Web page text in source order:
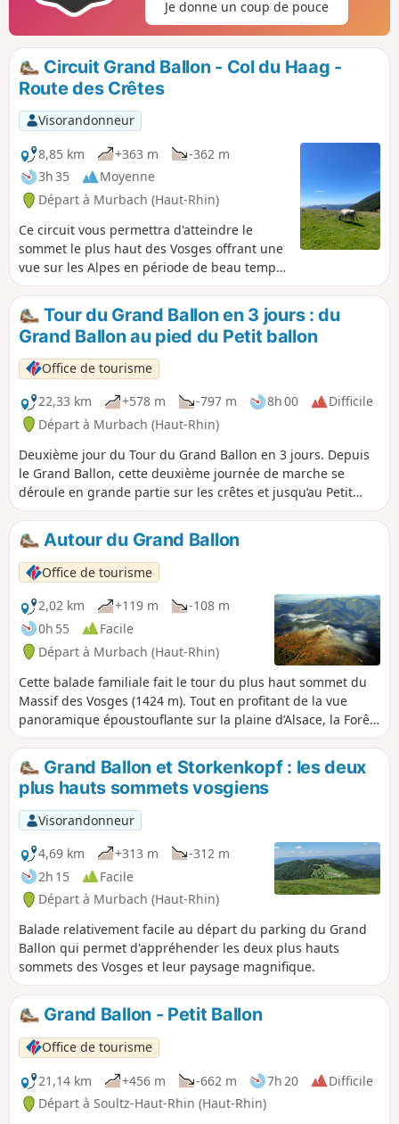
Je donne un coup de pouce
Circuit Grand Ballon - Col du Haag -
Route des Crêtes
Visorandonneur
8,85 km
+363 m
-362 m
3h 35
Moyenne
Départ à Murbach (Haut-Rhin)
Ce circuit vous permettra d'atteindre le
sommet le plus haut des Vosges offrant une
vue sur les Alpes en période de beau temps.
Vous pourrez contempler les sommets
vosgiens alentours ainsi que les villages
d'altitude comme Geishouse et Goldbach-
Altenbach. Au point de départ-arrivée vous
aurez divers points de restauration ainsi
qu'une boutique de vente de produits
locaux. Au cours du parcours, n'hésitez pas
à vous arrêter à la ferme-auberge du Haag
pour profiter de leur cuisine locale ou pour
vous désaltérer.
Tour du Grand Ballon en 3 jours : du
Grand Ballon au pied du Petit ballon
Office de tourisme
22,33 km
+578 m -797 m 8h 00
Difficile
Départ à Murbach (Haut-Rhin)
Deuxième jour du Tour du Grand Ballon en 3 jours. Depuis
le Grand Ballon, cette deuxième journée de marche se
déroule en grande partie sur les crêtes et jusqu’au Petit
Ballon, en passant par le Markstein et le Klintzkopf. Une fois
de plus, vous pourrez profiter pleinement des panoramas
sur les plaines et les vallées de part et d’autre de la
montagne. Cet itinéraire, passant par forêts et chaumes,
vous permettra de découvrir les richesses de la flore locale.
Autour du Grand Ballon
Office de tourisme
2,02 km
+119 m
-108 m
0h 55
Facile
Départ à Murbach (Haut-Rhin)
Cette balade familiale fait le tour du plus haut sommet du
Massif des Vosges (1424 m). Tout en profitant de la vue
panoramique époustouflante sur la plaine d’Alsace, la Forêt-
Noire, le Jura et les Alpes bernoises, vous découvrirez les
richesses de la flore et de l’histoire du Grand Ballon.
Grand Ballon et Storkenkopf : les deux
plus hauts sommets vosgiens
Visorandonneur
4,69 km
+313 m
-312 m
2h 15
Facile
Départ à Murbach (Haut-Rhin)
Balade relativement facile au départ du parking du Grand
Ballon qui permet d'appréhender les deux plus hauts
sommets des Vosges et leur paysage magnifique.
Grand Ballon - Petit Ballon
Office de tourisme
21,14 km
+456 m -662 m 7h 20
Difficile
Départ à Soultz-Haut-Rhin (Haut-Rhin)